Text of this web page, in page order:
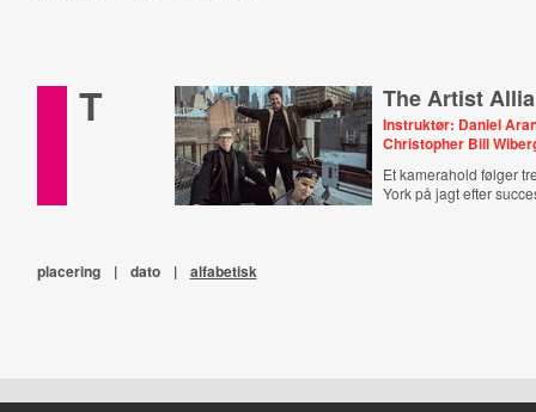
T The Artist
Instruktør: Daniel
Christopher Bill
Et kamerahold følger
York på jagt efter
placering | dato | alfabetisk